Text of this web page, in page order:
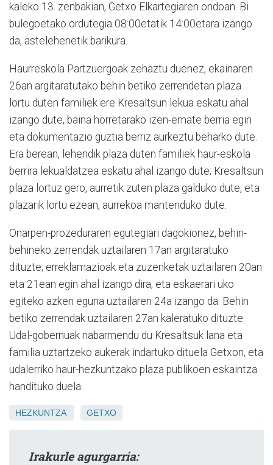
kaleko 13. zenbakian, Getxo Elkartegiaren ondoan. Bi
bulegoetako ordutegia 08:00etatik 14:00etara izango
da, astelehenetik barikura.
Haurreskola Partzuergoak zehaztu duenez, ekainaren
26an argitaratutako behin betiko zerrendetan plaza
lortu duten familiek ere Kresaltsun lekua eskatu ahal
izango dute, baina horretarako izen-emate berria egin
eta dokumentazio guztia berriz aurkeztu beharko dute.
Era berean, lehendik plaza duten familiek haur-eskola
berrira lekualdatzea eskatu ahal izango dute; Kresaltsun
plaza lortuz gero, aurretik zuten plaza galduko dute, eta
plazarik lortu ezean, aurrekoa mantenduko dute.
Onarpen-prozeduraren egutegiari dagokionez, behin-
behineko zerrendak uztailaren 17an argitaratuko
dituzte; erreklamazioak eta zuzenketak uztailaren 20an
eta 21ean egin ahal izango dira, eta eskaerari uko
egiteko azken eguna uztailaren 24a izango da. Behin
betiko zerrendak uztailaren 27an kaleratuko dituzte.
Udal-gobernuak nabarmendu du Kresaltsuk lana eta
familia uztartzeko aukerak indartuko dituela Getxon, eta
udalerriko haur-hezkuntzako plaza publikoen eskaintza
handituko duela.
HEZKUNTZA GETXO
Irakurle agurgarria: